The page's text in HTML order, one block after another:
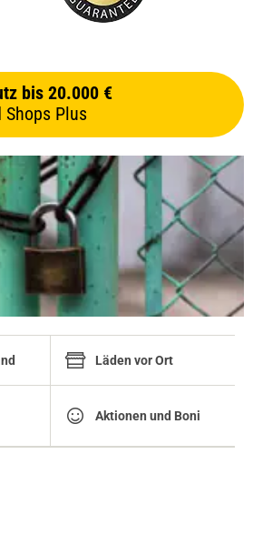
next
bis 20.000 €
Shops Plus
Läden vor Ort
Aktionen und Boni